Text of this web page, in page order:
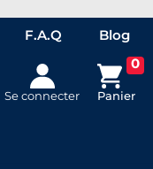
F.A.Q Blog
Se connecter
0
Panier